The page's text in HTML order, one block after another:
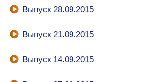
Выпуск 28.09.2015
Выпуск 21.09.2015
Выпуск 14.09.2015